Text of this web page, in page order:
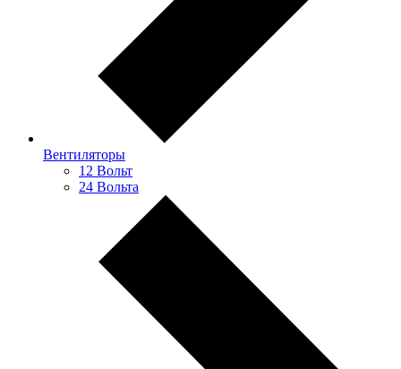
Вентиляторы
12 Вольт
24 Вольта